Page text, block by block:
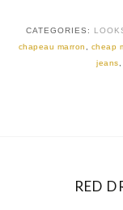
CATEGORIES:
chapeau marron
cheap
jeans
RED